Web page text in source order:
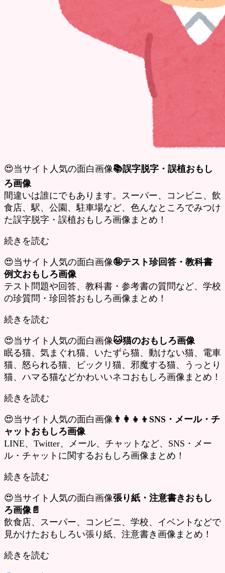
😍当サイト人気の面白画像📚誤字脱字・誤植おもし
ろ画像
間違いは誰にでもあります。スーパー、コンビニ、飲
食店、駅、公園、駐車場など、色んなところでみつけ
た誤字脱字・誤植おもしろ画像まとめ！
続きを読む
😍当サイト人気の面白画像🤪テスト珍回答・教科書
例文おもしろ画像
テスト問題や回答、教科書・参考書の質問など、学校
の珍質問・珍回答おもしろ画像まとめ！
続きを読む
😍当サイト人気の面白画像🐱猫のおもしろ画像
眠る猫、気まぐれ猫、いたずら猫、動けない猫、電車
猫、怒られる猫、ビックリ猫、邪魔する猫、うっとり
猫、ハマる猫などかわいいネコおもしろ画像まとめ！
続きを読む
😍当サイト人気の面白画像 👨‍👩‍👧‍👦SNS・メール・チ
ャットおもしろ画像
LINE、Twitter、メール、チャットなど、SNS・メー
ル・チャットに関するおもしろ画像まとめ！
続きを読む
😍当サイト人気の面白画像張り紙・注意書きおもし
ろ画像📄
飲食店、スーパー、コンビニ、学校、イベントなどで
見かけたおもしろい張り紙、注意書き画像まとめ！
続きを読む